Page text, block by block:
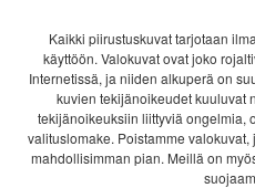
Kaikki piirustuskuvat tarjotaan
käyttöön. Valokuvat ovat joko
Internetissä, ja niiden alkuperä on
kuvien tekijänoikeudet kuuluvat
tekijänoikeuksiin liittyviä ongelmia,
valituslomake. Poistamme
mahdollisimman pian. Meillä on